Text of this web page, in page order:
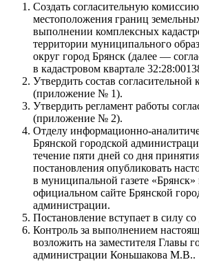
Создать согласительную
местоположения границ
выполнении комплексных
территории муниципального
округ город Брянск (далее —
в кадастровом квартале
Утвердить состав согласительной
(приложение № 1).
Утвердить регламент работы
(приложение № 2).
Отделу информационно-
Брянской городской
течение пяти дней со дня
постановления опубликовать
в муниципальной газете «Брянск»
официальном сайте Брянской
администрации.
Постановление вступает в силу
Контроль за выполнением
возложить на заместителя Главы
администрации Коньшакова М.В..